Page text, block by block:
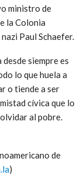
ministro de
la Colonia
Paul Schaefer.
siempre es
lo que huela a
o tiende a ser
cívica que lo
al pobre.
de
)